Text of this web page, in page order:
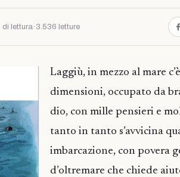
di lettura· 3.536 letture
Laggiù, in mezzo al mare
dimensioni, occupato da
dio, con mille pensieri e
tanto in tanto s’avvicina
imbarcazione, con povera
d’oltremare che chiede